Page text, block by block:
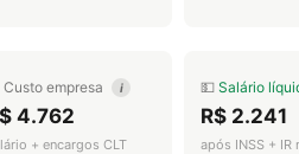
Custo empresa i
4.762
+ encargos CLT
💵 Salário
R$ 2.241
após INSS + IR